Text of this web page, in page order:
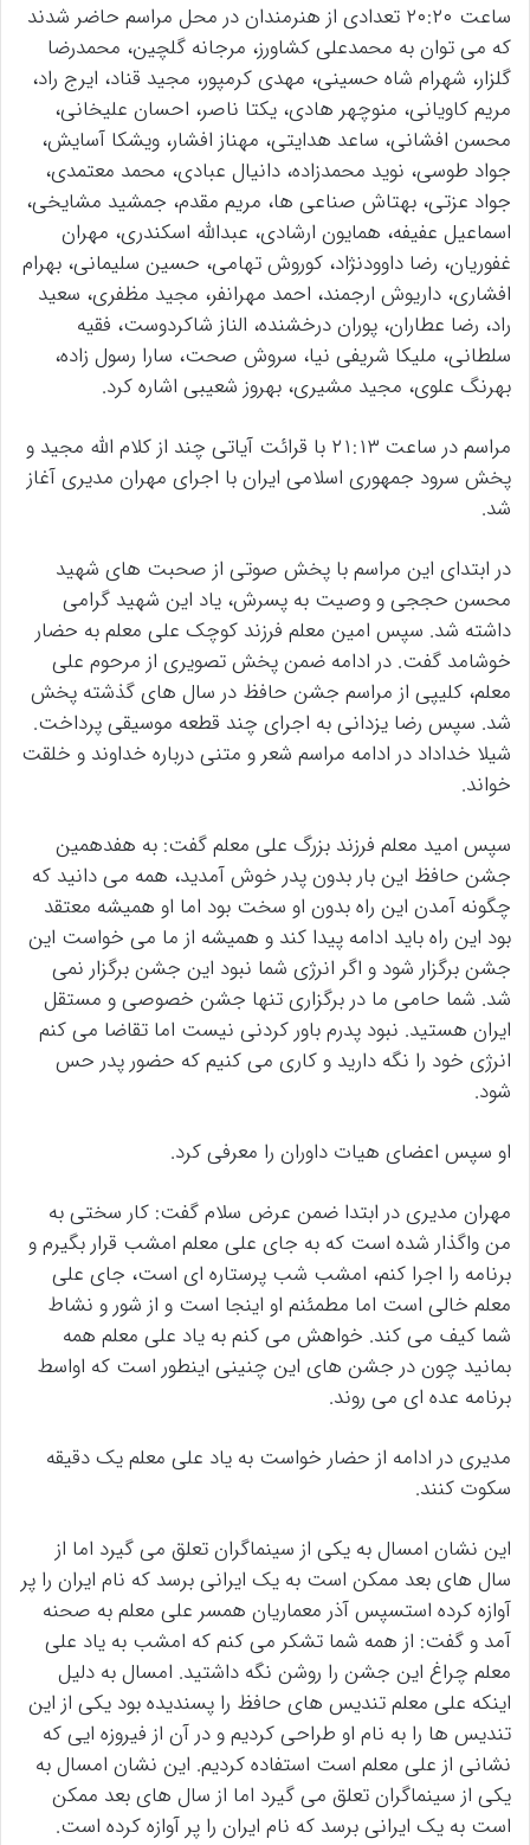
ساعت ۲۰:۲۰ تعدادی از هنرمندان در محل مراسم حاضر شدند
که می توان به محمدعلی کشاورز، مرجانه گلچین، محمدرضا
گلزار، شهرام شاه حسینی، مهدی کرمپور، مجید قناد، ایرج راد،
مریم کاویانی، منوچهر هادی، یکتا ناصر، احسان علیخانی،
محسن افشانی، ساعد هدایتی، مهناز افشار، ویشکا آسایش،
جواد طوسی، نوید محمدزاده، دانیال عبادی، محمد معتمدی،
جواد عزتی، بهتاش صناعی ها، مریم مقدم، جمشید مشایخی،
اسماعیل عفیفه، همایون ارشادی، عبدالله اسکندری، مهران
غفوریان، رضا داوودنژاد، کوروش تهامی، حسین سلیمانی، بهرام
افشاری، داریوش ارجمند، احمد مهرانفر، مجید مظفری، سعید
راد، رضا عطاران، پوران درخشنده، الناز شاکردوست، فقیه
سلطانی، ملیکا شریفی نیا، سروش صحت، سارا رسول زاده،
بهرنگ علوی، مجید مشیری، بهروز شعیبی اشاره کرد.
مراسم در ساعت ۲۱:۱۳ با قرائت آیاتی چند از کلام الله مجید و
پخش سرود جمهوری اسلامی ایران با اجرای مهران مدیری آغاز
شد.
در ابتدای این مراسم با پخش صوتی از صحبت های شهید
محسن حججی و وصیت به پسرش، یاد این شهید گرامی
داشته شد. سپس امین معلم فرزند کوچک علی معلم به حضار
خوشامد گفت. در ادامه ضمن پخش تصویری از مرحوم علی
معلم، کلیپی از مراسم جشن حافظ در سال های گذشته پخش
شد. سپس رضا یزدانی به اجرای چند قطعه موسیقی پرداخت.
شیلا خداداد در ادامه مراسم شعر و متنی درباره خداوند و خلقت
خواند.
سپس امید معلم فرزند بزرگ علی معلم گفت: به هفدهمین
جشن حافظ این بار بدون پدر خوش آمدید، همه می دانید که
چگونه آمدن این راه بدون او سخت بود اما او همیشه معتقد
بود این راه باید ادامه پیدا کند و همیشه از ما می خواست این
جشن برگزار شود و اگر انرژی شما نبود این جشن برگزار نمی
شد. شما حامی ما در برگزاری تنها جشن خصوصی و مستقل
ایران هستید. نبود پدرم باور کردنی نیست اما تقاضا می کنم
انرژی خود را نگه دارید و کاری می کنیم که حضور پدر حس
شود.
او سپس اعضای هیات داوران را معرفی کرد.
مهران مدیری در ابتدا ضمن عرض سلام گفت: کار سختی به
من واگذار شده است که به جای علی معلم امشب قرار بگیرم و
برنامه را اجرا کنم، امشب شب پرستاره ای است، جای علی
معلم خالی است اما مطمئنم او اینجا است و از شور و نشاط
شما کیف می کند. خواهش می کنم به یاد علی معلم همه
بمانید چون در جشن های این چنینی اینطور است که اواسط
برنامه عده ای می روند.
مدیری در ادامه از حضار خواست به یاد علی معلم یک دقیقه
سکوت کنند.
این نشان امسال به یکی از سینماگران تعلق می گیرد اما از
سال های بعد ممکن است به یک ایرانی برسد که نام ایران را پر
آوازه کرده استسپس آذر معماریان همسر علی معلم به صحنه
آمد و گفت: از همه شما تشکر می کنم که امشب به یاد علی
معلم چراغ این جشن را روشن نگه داشتید. امسال به دلیل
اینکه علی معلم تندیس های حافظ را پسندیده بود یکی از این
تندیس ها را به نام او طراحی کردیم و در آن از فیروزه ایی که
نشانی از علی معلم است استفاده کردیم. این نشان امسال به
یکی از سینماگران تعلق می گیرد اما از سال های بعد ممکن
است به یک ایرانی برسد که نام ایران را پر آوازه کرده است.